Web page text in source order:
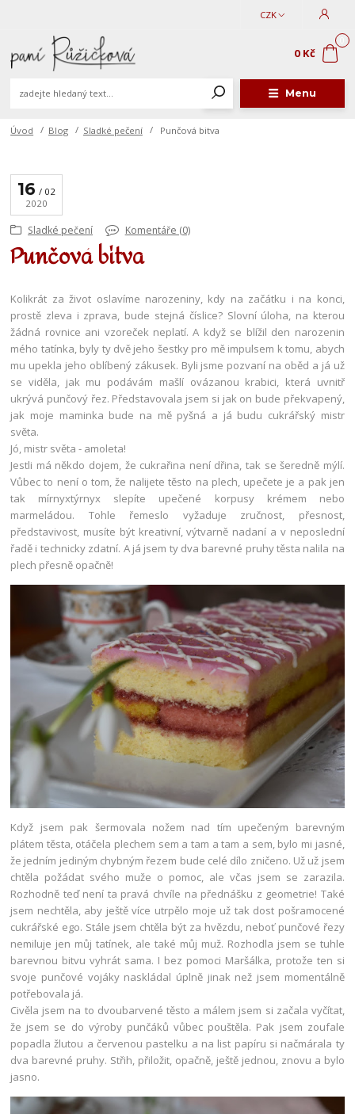
Menu
CZK
0 Kč
Úvod Blog Sladké pečení Punčová bitva
16
02
2020
Sladké pečení Komentáře (0)
Punčová bitva
Kolikrát za život oslavíme narozeniny, kdy na začátku i na konci,
prostě zleva i zprava, bude stejná číslice? Slovní úloha, na kterou
žádná rovnice ani vzoreček neplatí. A když se blížil den narozenin
mého tatínka, byly ty dvě jeho šestky pro mě impulsem k tomu, abych
mu upekla jeho oblíbený zákusek. Byli jsme pozvaní na oběd a já už
se viděla, jak mu podávám mašlí ovázanou krabici, která uvnitř
ukrývá punčový řez. Představovala jsem si jak on bude překvapený,
jak moje maminka bude na mě pyšná a já budu cukrářský mistr
světa.
Jó, mistr světa - amoleta!
Jestli má někdo dojem, že cukrařina není dřina, tak se šeredně mýlí.
Vůbec to není o tom, že nalijete těsto na plech, upečete je a pak jen
tak mírnyxtýrnyx slepíte upečené korpusy krémem nebo
marmeládou. Tohle řemeslo vyžaduje zručnost, přesnost,
představivost, musíte být kreativní, výtvarně nadaní a v neposlední
řadě i technicky zdatní. A já jsem ty dva barevné pruhy těsta nalila na
plech přesně opačně!
Když jsem pak šermovala nožem nad tím upečeným barevným
plátem těsta, otáčela plechem sem a tam a tam a sem, bylo mi jasné,
že jedním jediným chybným řezem bude celé dílo zničeno. Už už jsem
chtěla požádat svého muže o pomoc, ale včas jsem se zarazila.
Rozhodně teď není ta pravá chvíle na přednášku z geometrie! Také
jsem nechtěla, aby ještě více utrpělo moje už tak dost pošramocené
cukrářské ego. Stále jsem chtěla být za hvězdu, neboť punčové řezy
nemiluje jen můj tatínek, ale také můj muž. Rozhodla jsem se tuhle
barevnou bitvu vyhrát sama. I bez pomoci Maršálka, protože ten si
svoje punčové vojáky naskládal úplně jinak než jsem momentálně
potřebovala já.
Civěla jsem na to dvoubarvené těsto a málem jsem si začala vyčítat,
že jsem se do výroby punčáků vůbec pouštěla. Pak jsem zoufale
popadla žlutou a červenou pastelku a na list papíru si načmárala ty
dva barevné pruhy. Střih, přiložit, opačně, ještě jednou, znovu a bylo
jasno.